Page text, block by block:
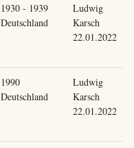
1930 - 1939
Deutschland
Ludwig
Karsch
22.01.2022
1990
Deutschland
Ludwig
Karsch
22.01.2022